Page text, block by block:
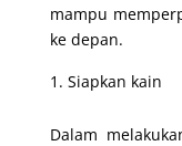
mampu
ke depan.
Siapkan kain
Dalam